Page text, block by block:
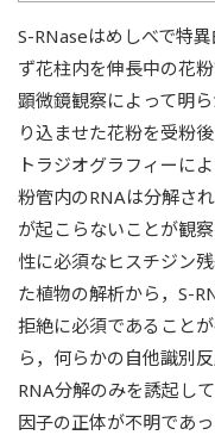
S-RNaseはめしべで特
ず花柱内を伸長中の花
顕微鏡観察によって明
り込ませた花粉を受粉
トラジオグラフィーに
粉管内のRNAは分解さ
が起こらないことが観
性に必須なヒスチジン
た植物の解析から，S-
拒絶に必須であること
ら，何らかの自他識別
RNA分解のみを誘起し
因子の正体が不明であ